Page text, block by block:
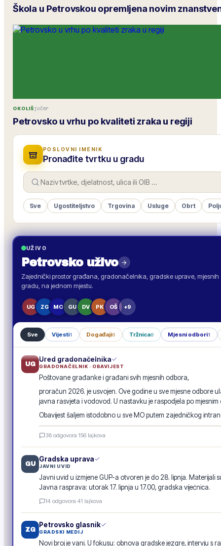
Škola u Petrovskou opremljena novim
OKOLIŠjučer
Petrovsko u vrhu po kvaliteti zraka u regiji
POSLOVNI IMENIK
Pronađite tvrtku u gradu
Sve Ugostiteljstvo Trgovina Usluge Obrt
UŽIVO
Petrovskouživo
Zajednički prostor građana, gradonačelnika, gradske uprave,
gradu, na jednom mjestu.
UG ZG MO GU DV PK OŠ +9
Sve Vijesti1 Događaji0 Tržnica0 Mjesni odbori1
UG
Ured gradonačelnika
GRADONAČELNIK · OBAVIJEST
Poštovane građanke i građani svih mjesnih odbora,
proračun 2026. je usvojen. Ove godine u sve mjesne odbore
javna rasvjeta i vodovod. U nastavku je raspodjela po mjesnim
Obavijest šaljem istodobno u sve MO putem zajedničkog
GRADSKA OBAVIJEST
Raspodjela investicija 2026. · po mjesnim odborima
38 odgovora·156 lajkova
GU
Gradska uprava
JAVNI UVID
Javni uvid u izmjene GUP-a otvoren je do 28. lipnja. Materijali
Javna rasprava: utorak 17. lipnja u 17.00, gradska vijećnica.
14 odgovora·41 lajkova
ZG
Petrovsko glasnik
GRADSKI MEDIJ
Novi broj je vani. U fokusu: obnova gradske jezgre, intervju s